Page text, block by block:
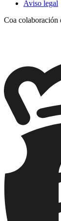
Aviso legal
Coa colaboración